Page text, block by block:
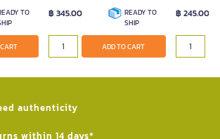
TO
฿ 345.00
READY TO
SHIP
ADD TO CART
฿ 245.00
authenticity​
within 14 days*